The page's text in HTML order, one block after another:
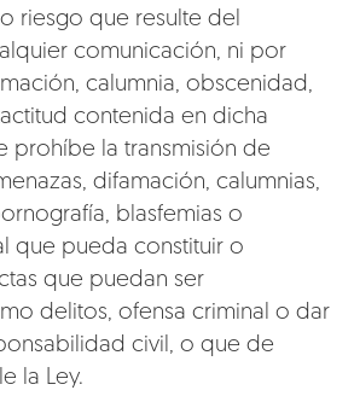
riesgo que resulte del
comunicación, ni por
calumnia, obscenidad,
contenida en dicha
prohíbe la transmisión de
difamación, calumnias,
blasfemias o
que pueda constituir o
que puedan ser
delitos, ofensa criminal o dar
civil, o que de
la Ley.